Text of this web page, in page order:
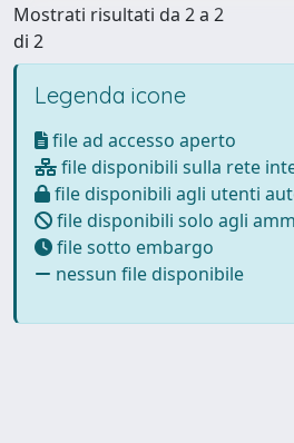
Mostrati risultati da 2 a 2
di 2
Legenda icone
file ad accesso aperto
file disponibili sulla rete
file disponibili agli utenti
file disponibili solo agli
file sotto embargo
nessun file disponibile